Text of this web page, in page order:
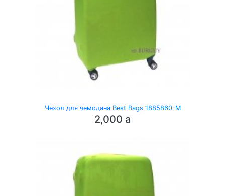
Чехол для чемодана Best Bags 1885860-M
2,000 a